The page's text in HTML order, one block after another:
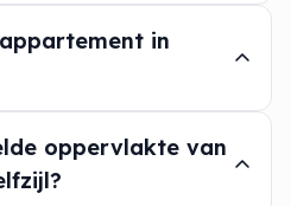
in
oppervlakte van